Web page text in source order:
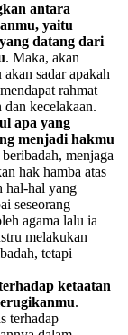
antara
yaitu
datang dari
. Maka, akan
sadar apakah
rahmat
kecelakaan.
apa yang
menjadi hakmu
menjaga
hak hamba atas
hal-hal yang
seseorang
agama lalu ia
melakukan
tetapi
ketaatan
.
terhadap